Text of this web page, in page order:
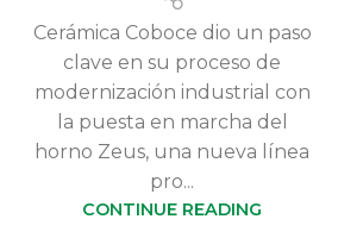
Cerámica Coboce dio un paso
clave en su proceso de
modernización industrial con
la puesta en marcha del
horno Zeus, una nueva línea
pro...
CONTINUE READING